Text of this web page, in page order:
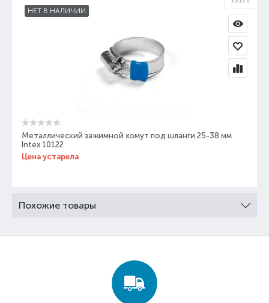
НЕТ В НАЛИЧИИ
Металлический зажимной хомут под шланги 25-38 мм
Intex 10122
Цена устарела
Похожие товары